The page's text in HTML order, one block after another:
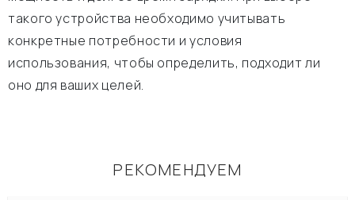
такого устройства необходимо учитывать
конкретные потребности и условия
использования, чтобы определить, подходит ли
оно для ваших целей.
РЕКОМЕНДУЕМ